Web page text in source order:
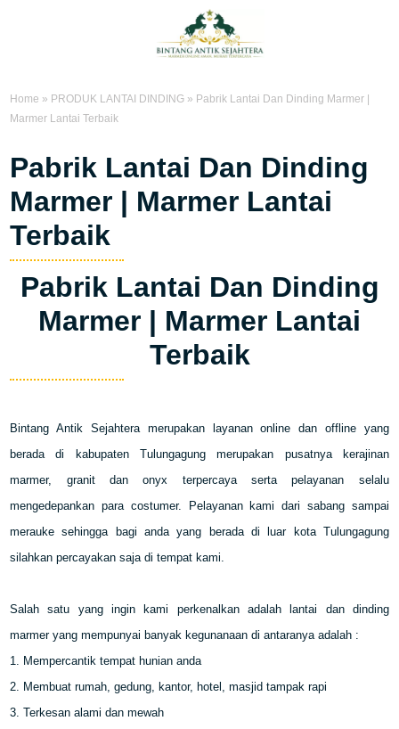
Home » PRODUK LANTAI DINDING » Pabrik Lantai Dan Dinding Marmer |
Marmer Lantai Terbaik
Pabrik Lantai Dan Dinding
Marmer | Marmer Lantai
Terbaik
Pabrik Lantai Dan Dinding
Marmer | Marmer Lantai
Terbaik
Bintang Antik Sejahtera merupakan layanan online dan offline yang
berada di kabupaten Tulungagung merupakan pusatnya kerajinan
marmer, granit dan onyx terpercaya serta pelayanan selalu
mengedepankan para costumer. Pelayanan kami dari sabang sampai
merauke sehingga bagi anda yang berada di luar kota Tulungagung
silahkan percayakan saja di tempat kami.
Salah satu yang ingin kami perkenalkan adalah lantai dan dinding
marmer yang mempunyai banyak kegunanaan di antaranya adalah :
1. Mempercantik tempat hunian anda
2. Membuat rumah, gedung, kantor, hotel, masjid tampak rapi
3. Terkesan alami dan mewah